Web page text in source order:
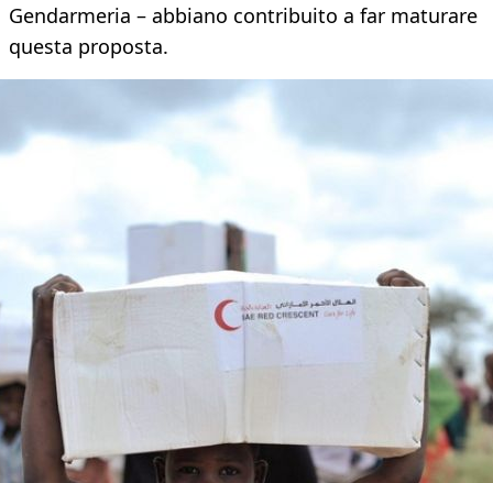
Gendarmeria – abbiano contribuito a far maturare
questa proposta.